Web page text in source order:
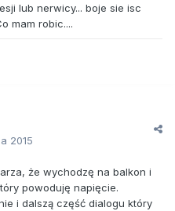
lub nerwicy... boje sie isc
mam robic....
2015
że wychodzę na balkon i
powoduję napięcie.
i dalszą część dialogu który